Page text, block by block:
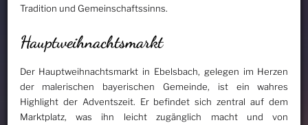
Tradition und Gemeinschaftssinns.
Hauptweihnachtsmarkt
Der Hauptweihnachtsmarkt in Ebelsbach, gelegen im Herzen
der malerischen bayerischen Gemeinde, ist ein wahres
Highlight der Adventszeit. Er befindet sich zentral auf dem
Marktplatz, was ihn leicht zugänglich macht und von